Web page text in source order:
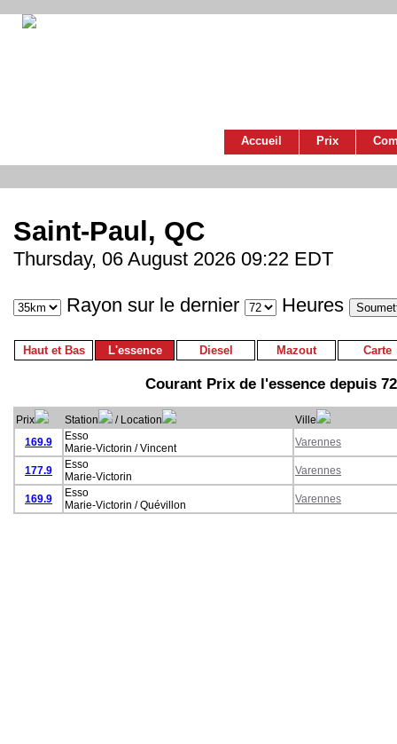
Accueil Prix
Saint-Paul, QC
Thursday, 06 August 2026 09:22 EDT
Rayon sur le dernier Heures
Haut et Bas L'essence Diesel Mazout Carte
Courant Prix de l'essence depuis
Prix Station / Location
Ville
169.9
Esso
Marie-Victorin / Vincent
Varennes
177.9
Esso
Marie-Victorin
Varennes
169.9
Esso
Marie-Victorin / Quévillon
Varennes